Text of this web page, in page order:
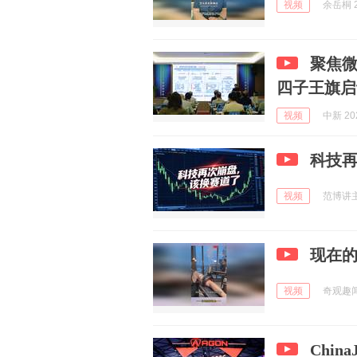
视频 余岳桐
聚焦
四子王旗
视频 中新
科技
视频 范博讲
现在
视频 奇观趣